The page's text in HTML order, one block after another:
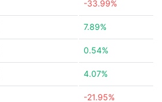
-33.99%
7.89%
0.54%
4.07%
-21.95%